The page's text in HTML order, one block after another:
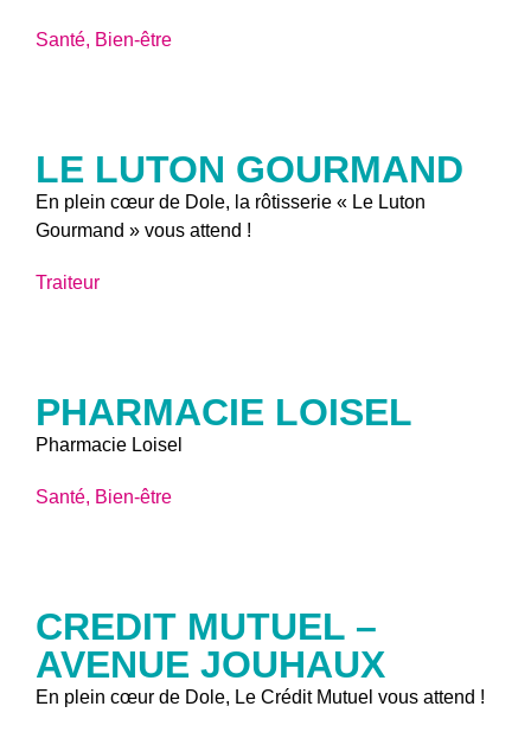
Santé, Bien-être
LE LUTON GOURMAND
En plein cœur de Dole, la rôtisserie « Le Luton
Gourmand » vous attend !
Traiteur
PHARMACIE LOISEL
Pharmacie Loisel
Santé, Bien-être
CREDIT MUTUEL –
AVENUE JOUHAUX
En plein cœur de Dole, Le Crédit Mutuel vous attend !